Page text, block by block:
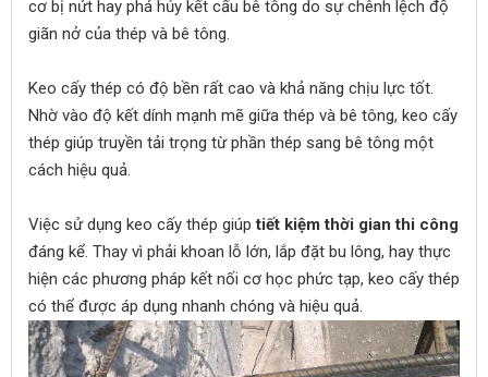
cơ bị nứt hay phá hủy kết cấu bê tông do sự chênh lệch độ
giãn nở của thép và bê tông.
Keo cấy thép có độ bền rất cao và khả năng chịu lực tốt.
Nhờ vào độ kết dính mạnh mẽ giữa thép và bê tông, keo cấy
thép giúp truyền tải trọng từ phần thép sang bê tông một
cách hiệu quả.
Việc sử dụng keo cấy thép giúptiết kiệm thời gian thi công
đáng kể. Thay vì phải khoan lỗ lớn, lắp đặt bu lông, hay thực
hiện các phương pháp kết nối cơ học phức tạp, keo cấy thép
có thể được áp dụng nhanh chóng và hiệu quả.